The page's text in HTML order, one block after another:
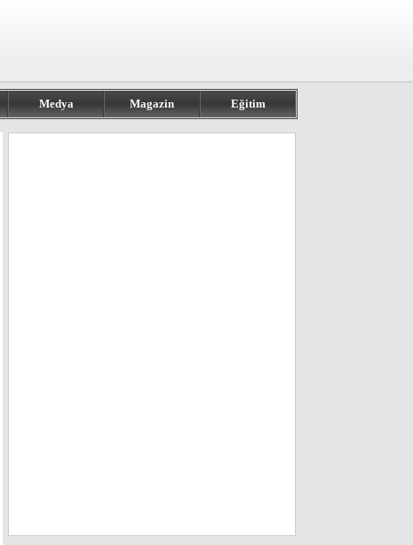
Medya Magazin Eğitim